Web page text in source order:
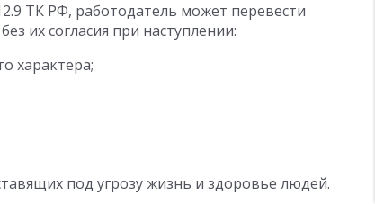
ТК РФ, работодатель может перевести
их согласия при наступлении:
характера;
под угрозу жизнь и здоровье людей.